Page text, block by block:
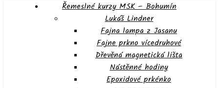
Řemeslné kurzy MSK – Bohumín
Lukáš Lindner
Fajna lampa z Jasanu
Fajne prkno vícedruhové
Dřevěná magnetická lišta
Nástěnné hodiny
Epoxidové prkénko